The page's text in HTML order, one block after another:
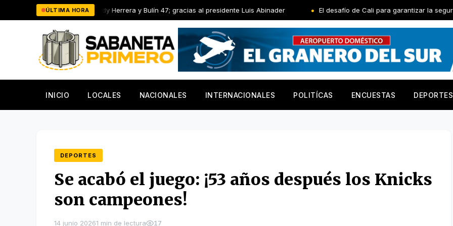
al
ÚLTIMA HORA
Sarante, Eddy Herrera y Bulín 47; gracias al presidente Luis Abinader El desafío de Cali para garantizar la seguridad en la
INICIO LOCALES NACIONALES INTERNACIONALES POLITÍCAS ENCUESTAS DEPORTES
DEPORTES
Se acabó el juego: ¡53 años después los Knicks
son campeones!
14 junio 20261 min de lectura 17